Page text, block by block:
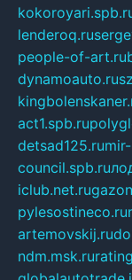
lenderoq.ru
people-of-art.ru
dynamoauto.ru
act1.spb.ru
detsad125.ru
council.spb.ru
iclub.net.ru
pylesostineco.ru
artemovskij.ru
ndm.msk.ru